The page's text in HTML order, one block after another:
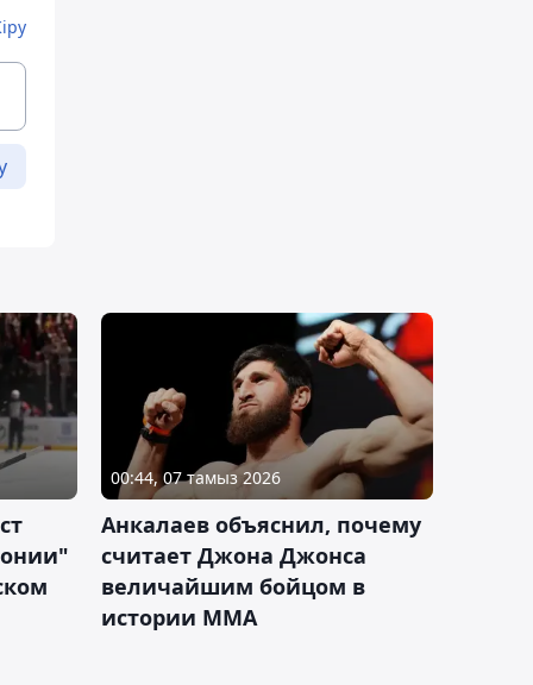
00:44, 07 тамыз 2026
Анкалаев объяснил, почему
считает Джона Джонса
величайшим бойцом в
истории ММА